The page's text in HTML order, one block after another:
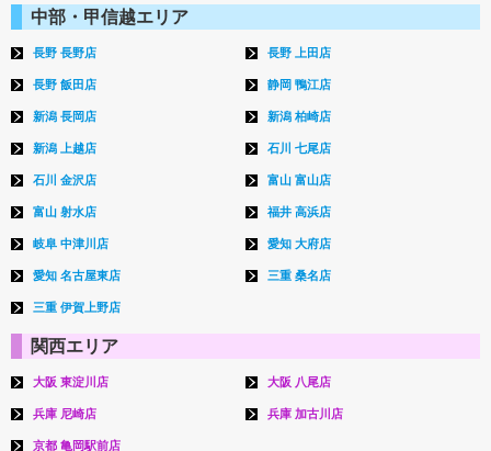
中部・甲信越エリア
長野 長野店 長野 上田店
長野 飯田店 静岡 鴨江店
新潟 長岡店 新潟 柏崎店
新潟 上越店 石川 七尾店
石川 金沢店 富山 富山店
富山 射水店 福井 高浜店
岐阜 中津川店 愛知 大府店
愛知 名古屋東店 三重 桑名店
三重 伊賀上野店
関西エリア
大阪 東淀川店 大阪 八尾店
兵庫 尼崎店 兵庫 加古川店
京都 亀岡駅前店